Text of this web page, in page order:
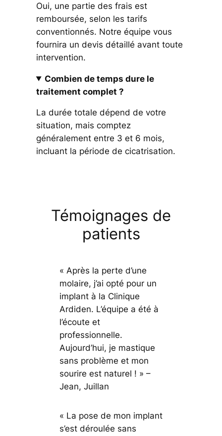
Oui, une partie des frais est
remboursée, selon les tarifs
conventionnés. Notre équipe vous
fournira un devis détaillé avant toute
intervention.
Combien de temps dure le
traitement complet ?
La durée totale dépend de votre
situation, mais comptez
généralement entre 3 et 6 mois,
incluant la période de cicatrisation.
Témoignages de
patients
« Après la perte d’une
molaire, j’ai opté pour un
implant à la Clinique
Ardiden. L’équipe a été à
l’écoute et
professionnelle.
Aujourd’hui, je mastique
sans problème et mon
sourire est naturel ! » –
Jean, Juillan
« La pose de mon implant
s’est déroulée sans